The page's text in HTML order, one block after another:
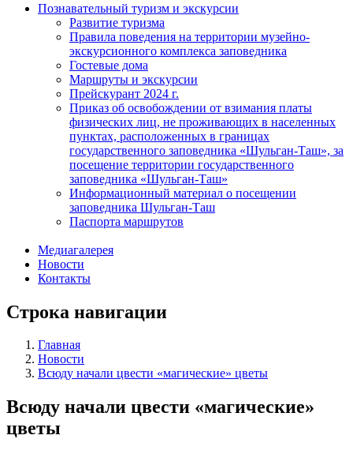
Познавательный туризм и экскурсии
Развитие туризма
Правила поведения на территории музейно-
экскурсионного комплекса заповедника
Гостевые дома
Маршруты и экскурсии
Прейскурант 2024 г.
Приказ об освобождении от взимания платы
физических лиц, не проживающих в населенных
пунктах, расположенных в границах
государственного заповедника «Шульган-Таш», за
посещение территории государственного
заповедника «Шульган-Таш»
Информационный материал о посещении
заповедника Шульган-Таш
Паспорта маршрутов
Медиагалерея
Новости
Контакты
Строка навигации
Главная
Новости
Всюду начали цвести «магические» цветы
Всюду начали цвести «магические»
цветы